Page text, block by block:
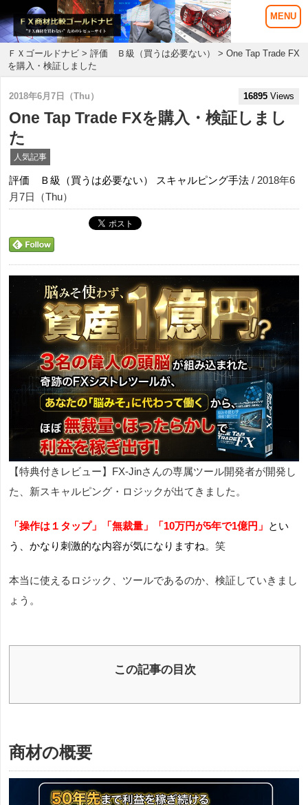
ＦＸゴールドナビ >評価 Ｂ級（買うは必要ない）
> One Tap Trade FX
を購入・検証しました
2018年6月7日（Thu） 16895 Views
One Tap Trade FXを購入・検証しまし
た
人気記事
評価 Ｂ級（買うは必要ない） スキャルピング手法 / 2018年6
月7日（Thu）
【特典付きレビュー】FX-Jinさんの専属ツール開発者が開発し
た、新スキャルピング・ロジックが出てきました。
「操作は１タップ」 「無裁量」 「10万円が5年で1億円」 とい
う、かなり刺激的な内容が気になりますね。笑
本当に使えるロジック、ツールであるのか、検証していきまし
ょう。
この記事の目次
商材の概要